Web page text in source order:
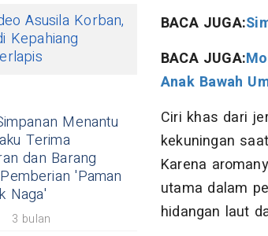
Asusila Korban,
Kepahiang
Menantu
Terima
dan Barang
'Paman
Naga'
3 bulan
BACA JUGA:
BACA JUGA:
Anak Bawah
Ciri khas dari
kekuningan
Karena
utama dalam
hidangan laut